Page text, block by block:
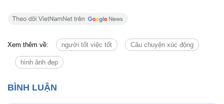
Xem thêm về: người tốt việc tốt Câu chuyện xúc động
hình ảnh đẹp